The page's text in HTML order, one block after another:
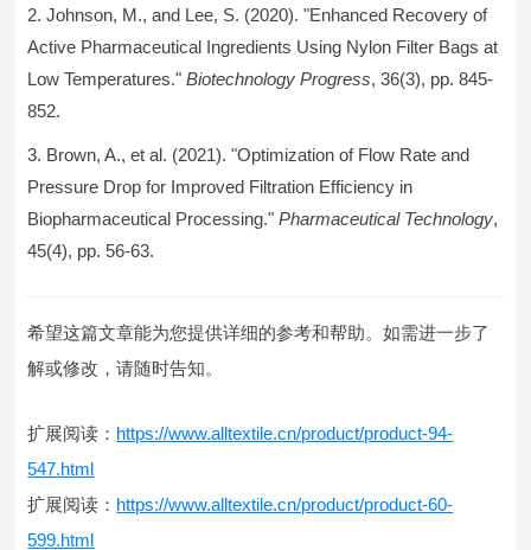
Johnson, M., and Lee, S. (2020). "Enhanced Recovery of
Active Pharmaceutical Ingredients Using Nylon Filter Bags at
Low Temperatures."Biotechnology Progress, 36(3), pp. 845-
852.
Brown, A., et al. (2021). "Optimization of Flow Rate and
Pressure Drop for Improved Filtration Efficiency in
Biopharmaceutical Processing."Pharmaceutical Technology,
45(4), pp. 56-63.
希望这篇文章能为您提供详细的参考和帮助。如需进一步了
解或修改，请随时告知。
扩展阅读： https://www.alltextile.cn/product/product-94-
547.html
扩展阅读： https://www.alltextile.cn/product/product-60-
599.html